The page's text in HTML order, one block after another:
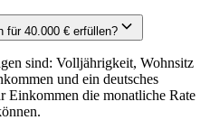
für 40.000 € erfüllen?
sind: Volljährigkeit, Wohnsitz
und ein deutsches
die monatliche Rate